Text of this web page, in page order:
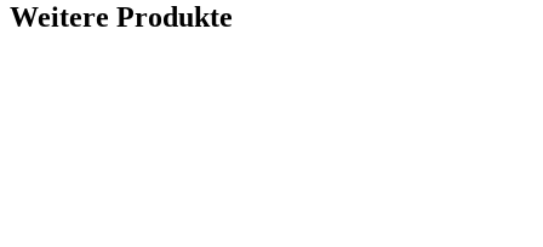
Weitere Produkte